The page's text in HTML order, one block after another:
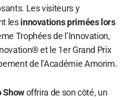
Les visiteurs y
lesinnovations primées lors
Trophées de l’Innovation,
et le 1er Grand Prix
de l’Académie Amorim.
Showoffrira de son côté, un